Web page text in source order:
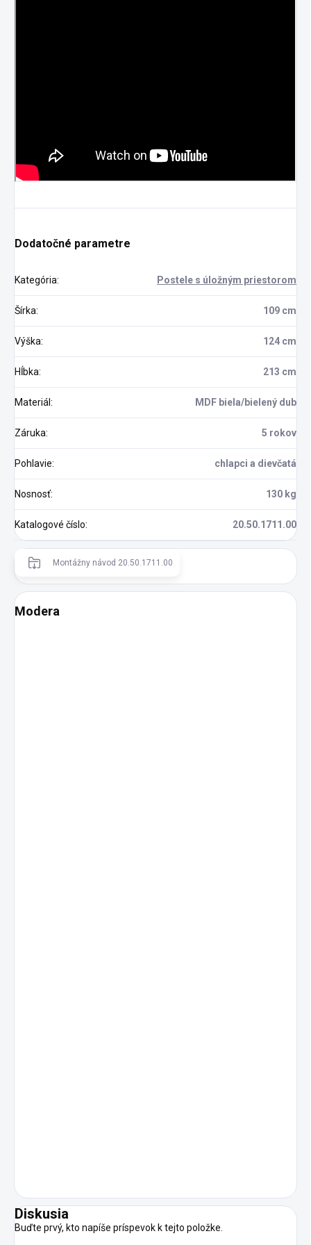
Dodatočné parametre
Kategória: Postele s úložným priestorom
Šírka: 109 cm
Výška: 124 cm
Hĺbka: 213 cm
Materiál : MDF biela/bielený dub
Záruka: 5 rokov
Pohlavie: chlapci a dievčatá
Nosnosť: 130 kg
Katalogové číslo: 20.50.1711.00
Montážny návod 20.50.1711.00
Modera
Diskusia
Buďte prvý, kto napíše príspevok k tejto položke.